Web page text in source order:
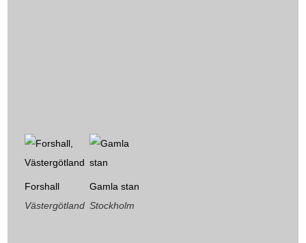
Forshall
Västergötland
Gamla stan
Stockholm